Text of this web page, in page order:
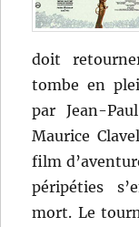
doit
tombe en
par Jean-
Maurice
film
péripéties
mort. Le